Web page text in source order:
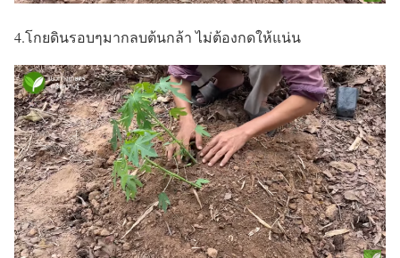
4.โกยดินรอบๆมากลบต้นกล้า ไม่ต้องกดให้แน่น